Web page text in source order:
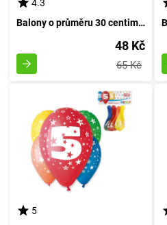
4.3
Balony o průměru 30 centimetrů s číslem dvě - 5 kusů
48 Kč
65 Kč
5